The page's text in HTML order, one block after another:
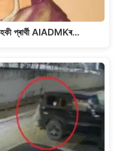
প্ৰাৰ্থী AIADMKৰ…